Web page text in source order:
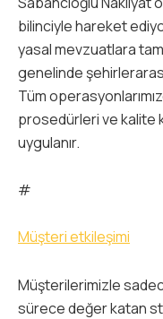
bilinciyle hareket
yasal mevzuatlara
genelinde
Tüm
prosedürleri ve kalite
uygulanır.
#
Müşteri etkileşimi
Müşterilerimizle
sürece değer katan